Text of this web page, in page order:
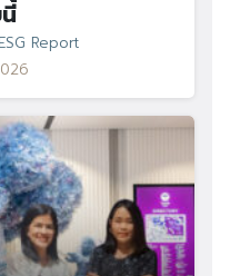
ESG Report